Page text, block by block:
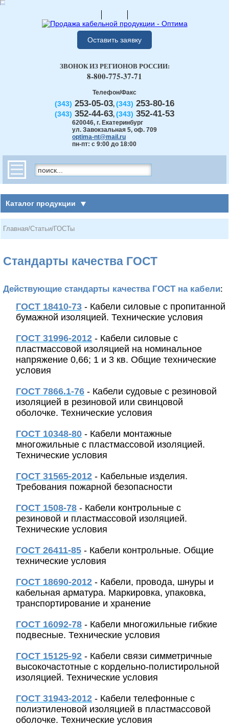
Оставить заявку
Телефон/Факс
(343) 253-05-03, (343) 253-80-16
(343) 352-44-63, (343) 352-41-53
620046, г. Екатеринбург
ул. Завокзальная 5, оф. 709
optima-nt@mail.ru
пн-пт: с 9:00 до 18:00
ЗВОНОК ИЗ РЕГИОНОВ РОССИИ:
8-800-775-37-71
Каталог продукции
Главная/Статьи/ГОСТы
Стандарты качества ГОСТ
Действующие стандарты качества ГОСТ на кабели:
ГОСТ 18410-73 - Кабели силовые с пропитанной
бумажной изоляцией. Технические условия
ГОСТ 31996-2012 - Кабели силовые с
пластмассовой изоляцией на номинальное
напряжение 0,66; 1 и 3 кв. Общие технические
условия
ГОСТ 7866.1-76 - Кабели судовые с резиновой
изоляцией в резиновой или свинцовой
оболочке. Технические условия
ГОСТ 10348-80 - Кабели монтажные
многожильные с пластмассовой изоляцией.
Технические условия
ГОСТ 31565-2012 - Кабельные изделия.
Требования пожарной безопасности
ГОСТ 1508-78 - Кабели контрольные с
резиновой и пластмассовой изоляцией.
Технические условия
ГОСТ 26411-85 - Кабели контрольные. Общие
технические условия
ГОСТ 18690-2012 - Кабели, провода, шнуры и
кабельная арматура. Маркировка, упаковка,
транспортирование и хранение
ГОСТ 16092-78 - Кабели многожильные гибкие
подвесные. Технические условия
ГОСТ 15125-92 - Кабели связи симметричные
высокочастотные с кордельно-полистирольной
изоляцией. Технические условия
ГОСТ 31943-2012 - Кабели телефонные с
полиэтиленовой изоляцией в пластмассовой
оболочке. Технические условия